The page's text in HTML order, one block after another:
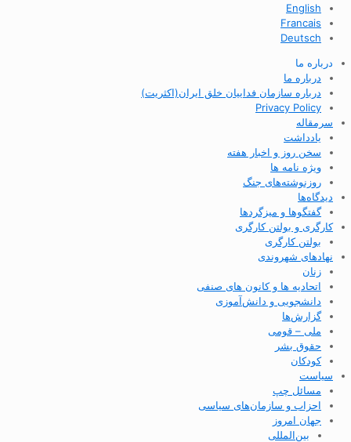
English
Francais
Deutsch
درباره ما
درباره ما
درباره سازمان فداییان خلق ایران(اکثریت)
Privacy Policy
سرمقاله
یادداشت
سخن روز و اخبار هفته
ویژه نامه ها
روزنوشته‌های جنگ
دیدگاه‌ها
گفتگوها و میزگردها
کارگری و بولتن کارگری
بولتن کارگری
نهادهای شهروندی
زنان
اتحادیه ها و کانون های صنفی
دانشجویی و دانش‌آموزی
گزارش‌ها
ملی – قومی
حقوق بشر
کودکان
سیاست
مسائل چپ
احزاب و سازمان‌های سیاسی
جهان امروز
بین‌المللی